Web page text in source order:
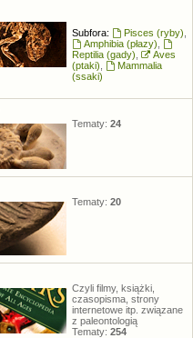
Subfora: Pisces (ryby)
Amphibia (płazy)
Reptilia (gady)
Aves
(ptaki)
Mammalia
(ssaki)
Tematy: 24
Tematy: 20
Czyli filmy, książki,
czasopisma, strony
internetowe itp. związane
z paleontologią
Tematy: 254